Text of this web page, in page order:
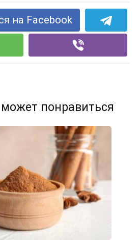
на Facebook
понравиться